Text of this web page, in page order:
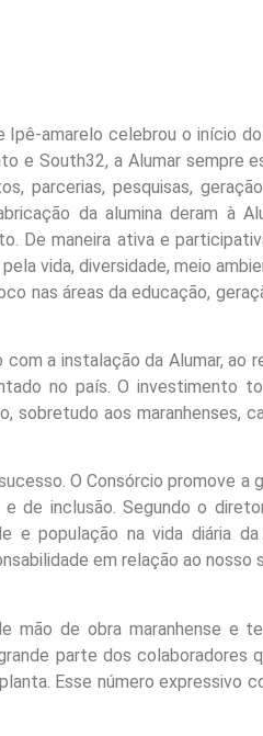
amarelo celebrou o início
e South32, a Alumar sempre
parcerias, pesquisas,
da alumina deram à
De maneira ativa e
vida, diversidade, meio
nas áreas da educação,
a instalação da Alumar, ao
no país. O investimento
sobretudo aos maranhenses,
O Consórcio promove a
de inclusão. Segundo o
e população na vida diária
em relação ao nosso
de obra maranhense e
parte dos colaboradores
Esse número expressivo